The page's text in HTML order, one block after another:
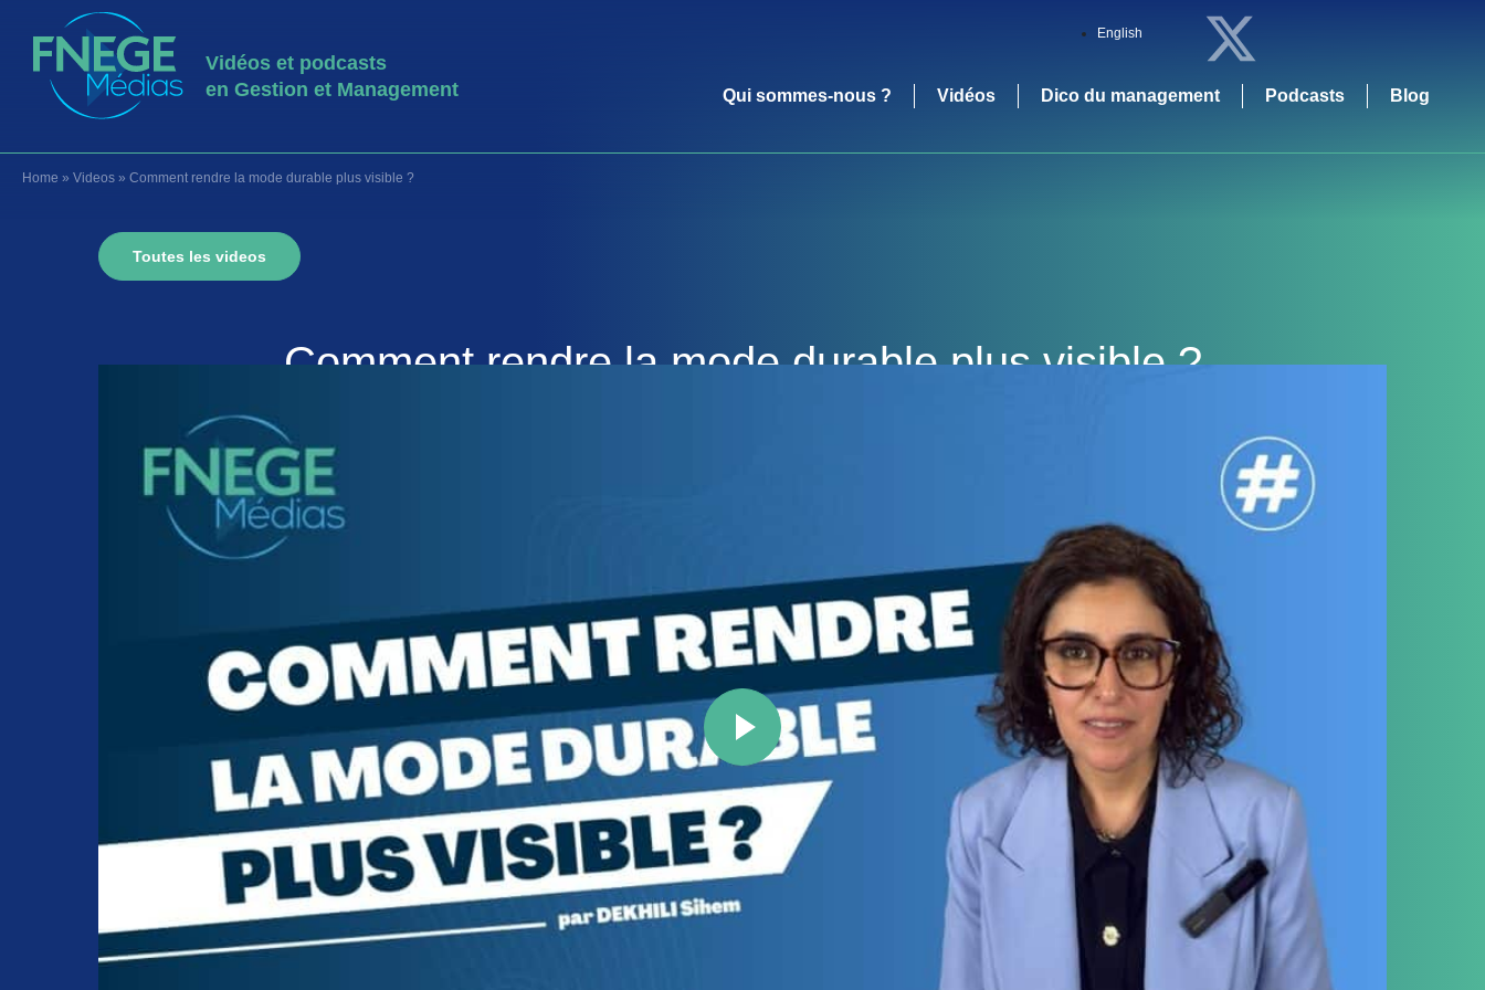
Vidéos et podcasts
en Gestion et Management
English
Qui sommes-nous ? Vidéos Dico du management Podcasts Blog
Home » Videos » Comment rendre la mode durable plus visible ?
Toutes les videos
Comment rendre la mode durable plus visible ?